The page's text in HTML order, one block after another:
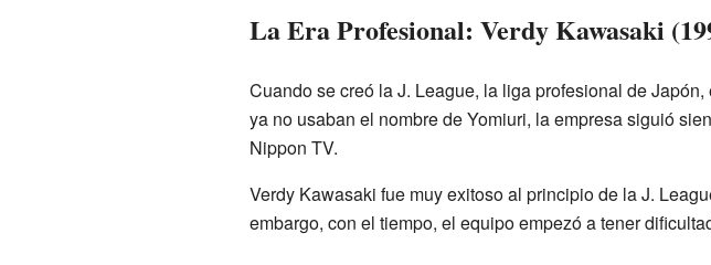
La Era Profesional: Verdy Kawasaki
Cuando se creó la J. League, la liga profesional de
ya no usaban el nombre de Yomiuri, la empresa siguió
Nippon TV.
Verdy Kawasaki fue muy exitoso al principio de la J.
embargo, con el tiempo, el equipo empezó a tener